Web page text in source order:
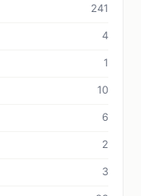
241
4
1
10
6
2
3